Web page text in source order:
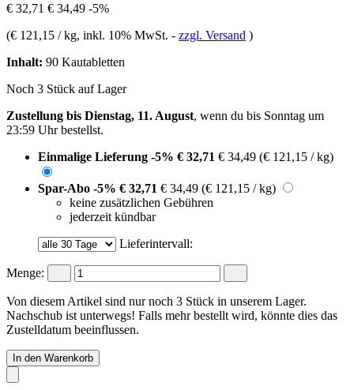
€ 32,71 € 34,49 -5%
(€ 121,15 / kg, inkl. 10% MwSt. - zzgl. Versand )
Inhalt: 90 Kautabletten
Noch 3 Stück auf Lager
Zustellung bis Dienstag, 11. August, wenn du bis Sonntag um
23:59 Uhrbestellst.
Einmalige Lieferung -5% € 32,71 € 34,49 (€ 121,15 / kg)
Spar-Abo -5% € 32,71 € 34,49 (€ 121,15 / kg)
keine zusätzlichen Gebühren
jederzeit kündbar
Lieferintervall:
Menge:
Von diesem Artikel sind nur noch 3 Stück in unserem Lager.
Nachschub ist unterwegs! Falls mehr bestellt wird, könnte dies das
Zustelldatum beeinflussen.
In den Warenkorb